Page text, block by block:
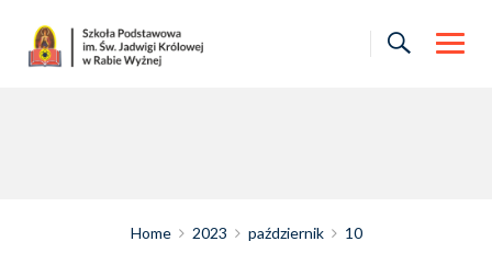
content
Home 2023 październik 10